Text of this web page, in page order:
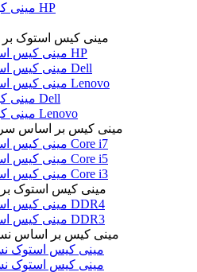
مینی کیس استوک HP
مینی کیس استوک بر
مینی کیس استوک HP
مینی کیس استوک Dell
مینی کیس استوک Lenovo
مینی کیس استوک Dell
مینی کیس استوک Lenovo
مینی کیس بر اساس
مینی کیس استوک Core i7
مینی کیس استوک Core i5
مینی کیس استوک Core i3
مینی کیس استوک
مینی کیس استوک DDR4
مینی کیس استوک DDR3
مینی کیس بر اساس
مینی کیس استوک
مینی کیس استوک